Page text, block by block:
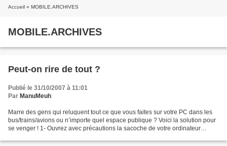
Accueil » MOBILE.ARCHIVES
MOBILE.ARCHIVES
Peut-on rire de tout ?
Publié le 31/10/2007 à 11:01
Par ManuMeuh
Marre des gens qui reluquent tout ce que vous faites sur votre PC dans les
bus/trains/avions ou n’importe quel espace publique ? Voici la solution pour
se venger ! 1- Ouvrez avec précautions la sacoche de votre ordinateur